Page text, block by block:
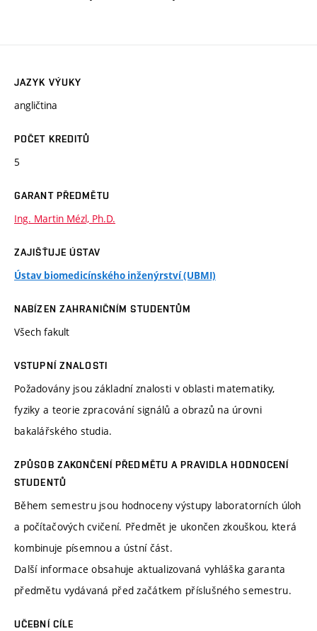
JAZYK VÝUKY
angličtina
POČET KREDITŮ
5
GARANT PŘEDMĚTU
Ing. Martin Mézl, Ph.D.
ZAJIŠŤUJE ÚSTAV
Ústav biomedicínského inženýrství (UBMI)
NABÍZEN ZAHRANIČNÍM STUDENTŮM
Všech fakult
VSTUPNÍ ZNALOSTI
Požadovány jsou základní znalosti v oblasti matematiky,
fyziky a teorie zpracování signálů a obrazů na úrovni
bakalářského studia.
ZPŮSOB ZAKONČENÍ PŘEDMĚTU A PRAVIDLA HODNOCENÍ
STUDENTŮ
Během semestru jsou hodnoceny výstupy laboratorních úloh
a počítačových cvičení. Předmět je ukončen zkouškou, která
kombinuje písemnou a ústní část.
Další informace obsahuje aktualizovaná vyhláška garanta
předmětu vydávaná před začátkem příslušného semestru.
UČEBNÍ CÍLE